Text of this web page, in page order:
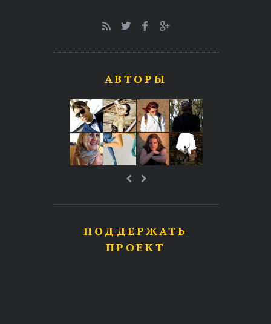
АВТОРЫ
ПОДДЕРЖАТЬ
ПРОЕКТ